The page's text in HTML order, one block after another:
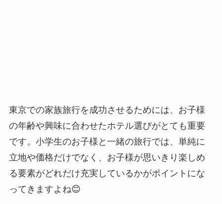
東京での家族旅行を成功させるためには、お子様
の年齢や興味に合わせたホテル選びがとても重要
です。小学生のお子様と一緒の旅行では、単純に
立地や価格だけでなく、お子様が思いきり楽しめ
る要素がどれだけ充実しているかがポイントにな
ってきますよね😊